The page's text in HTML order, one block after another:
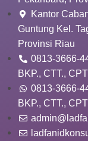
Kantor
Guntung Kel.
Provinsi Riau
0813-3666-
BKP., CTT.,
0813-3666-
BKP., CTT.,